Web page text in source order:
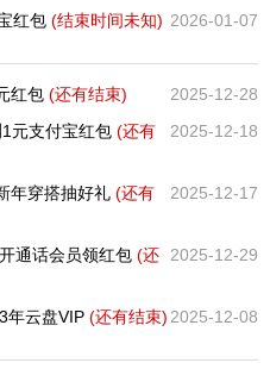
2026-01-07
红包 (结束时间未知)
2025-12-28
红包 (还有结束)
2025-12-18
元支付宝红包 (还有
2025-12-17
年穿搭抽好礼 (还有
2025-12-29
通话会员领红包 (还
2025-12-08
年云盘VIP (还有结束)